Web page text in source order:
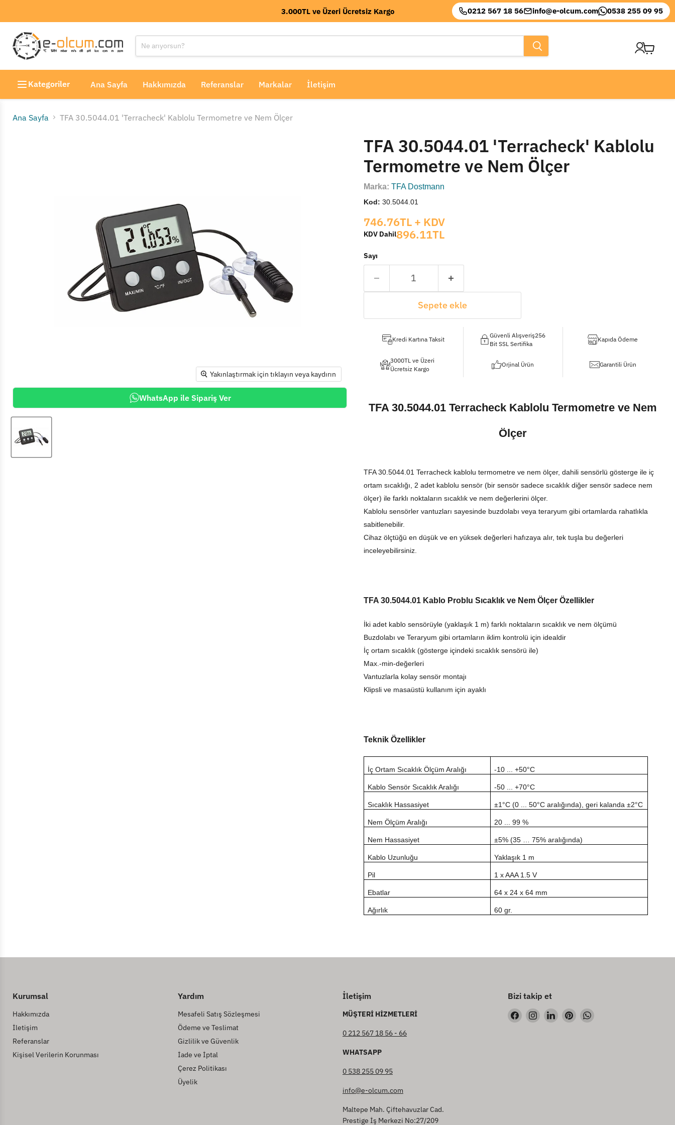
3.000TL ve Üzeri Ücretsiz Kargo 0212 567 18 56 info@e-olcum.com 0538 255 09 95
Kategoriler
Ana Sayfa Hakkımızda Referanslar Markalar İletişim
Ana Sayfa TFA 30.5044.01 'Terracheck' Kablolu Termometre ve Nem Ölçer
Yakınlaştırmak için tıklayın veya kaydırın
WhatsApp ile Sipariş Ver
TFA 30.5044.01 'Terracheck' Kablolu
Termometre ve Nem Ölçer
Marka: TFA Dostmann
Kod: 30.5044.01
Mevcut fiyat
746.76TL + KDV
KDV Dahil896.11TL
Sayı
Sepete ekle
Kredi Kartına Taksit
Güvenli Alışveriş256
Bit SSL Sertifika
Kapıda Ödeme
3000TL ve Üzeri
Ücretsiz Kargo
Orjinal Ürün Garantili Ürün
TFA 30.5044.01 Terracheck Kablolu Termometre ve Nem
Ölçer
TFA 30.5044.01 Terracheck kablolu termometre ve nem ölçer, dahili sensörlü gösterge ile iç
ortam sıcaklığı, 2 adet kablolu sensör (bir sensör sadece sıcaklık diğer sensör sadece nem
ölçer) ile farklı noktaların sıcaklık ve nem değerlerini ölçer.
Kablolu sensörler vantuzları sayesinde buzdolabı veya teraryum gibi ortamlarda rahatlıkla
sabitlenebilir.
Cihaz ölçtüğü en düşük ve en yüksek değerleri hafızaya alır, tek tuşla bu değerleri
inceleyebilirsiniz.
TFA 30.5044.01 Kablo Problu Sıcaklık ve Nem Ölçer Özellikler
İki adet kablo sensörüyle (yaklaşık 1 m) farklı noktaların sıcaklık ve nem ölçümü
Buzdolabı ve Teraryum gibi ortamların iklim kontrolü için idealdir
İç ortam sıcaklık (gösterge içindeki sıcaklık sensörü ile)
Max.-min-değerleri
Vantuzlarla kolay sensör montajı
Klipsli ve masaüstü kullanım için ayaklı
Teknik Özellikler
İç Ortam Sıcaklık Ölçüm Aralığı -10 ... +50°C
Kablo Sensör Sıcaklık Aralığı -50 ... +70°C
Sıcaklık Hassasiyet ±1°C (0 ... 50°C aralığında), geri kalanda ±2°C
Nem Ölçüm Aralığı 20 ... 99 %
Nem Hassasiyet ±5% (35 … 75% aralığında)
Kablo Uzunluğu Yaklaşık 1 m
Pil 1 x AAA 1.5 V
Ebatlar 64 x 24 x 64 mm
Ağırlık 60 gr.
Kurumsal
Hakkımızda
İletişim
Referanslar
Kişisel Verilerin Korunması
Yardım
Mesafeli Satış Sözleşmesi
Ödeme ve Teslimat
Gizlilik ve Güvenlik
İade ve İptal
Çerez Politikası
Üyelik
İletişim
MÜŞTERİ HİZMETLERİ
0 212 567 18 56 - 66
WHATSAPP
0 538 255 09 95
info@e-olcum.com
Maltepe Mah. Çiftehavuzlar Cad.
Prestige İş Merkezi No:27/209
Bizi takip et
Bizi
Facebook&#39;de
Bizi
Instagram&#39;de
Bizi
LinkedIn&#39;de
Bizi
Pinterest&#39;de
Bizi